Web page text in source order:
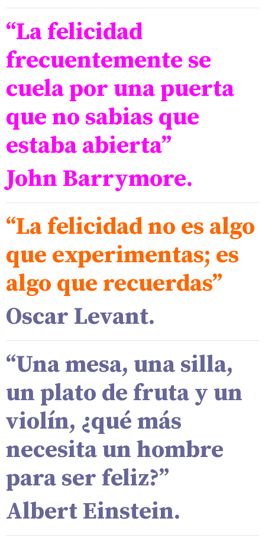
“La felicidad
frecuentemente se
cuela por una puerta
que no sabias que
estaba abierta”
John Barrymore.
“La felicidad no es algo
que experimentas; es
algo que recuerdas”
Oscar Levant.
“Una mesa, una silla,
un plato de fruta y un
violín, ¿qué más
necesita un hombre
para ser feliz?”
Albert Einstein.